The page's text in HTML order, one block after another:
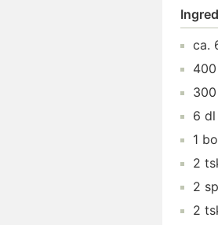
ca.
400
300
6 dl
1
2
2
2